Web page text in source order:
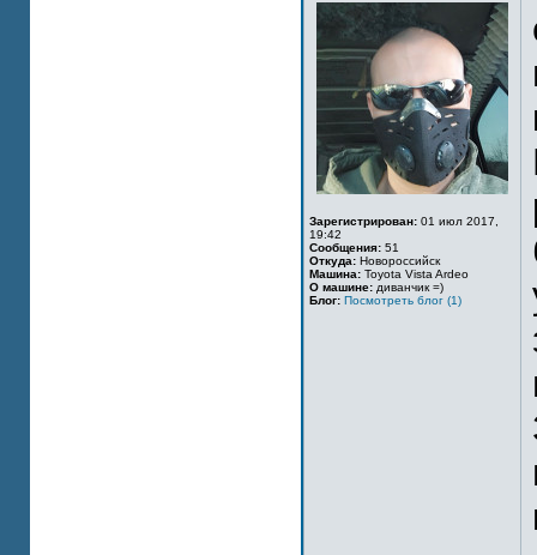
Зарегистрирован: 01 июл 2017,
19:42
Сообщения: 51
Откуда: Новороссийск
Машина: Toyota Vista Ardeo
О машине: диванчик =)
Блог: Посмотреть блог (1)